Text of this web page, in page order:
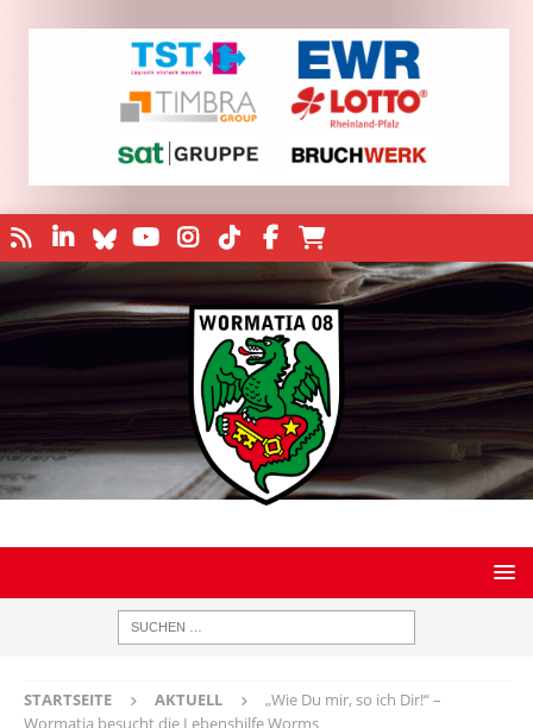
STARTSEITE AKTUELL
„Wie Du mir, so ich Dir!“ –
Wormatia besucht die Lebenshilfe Worms